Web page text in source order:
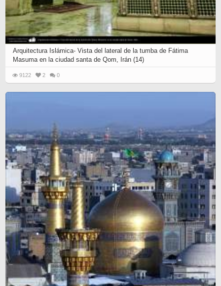
Arquitectura Islámica- Vista del lateral de la tumba de Fátima
Masuma en la ciudad santa de Qom, Irán (14)
9122 2 0